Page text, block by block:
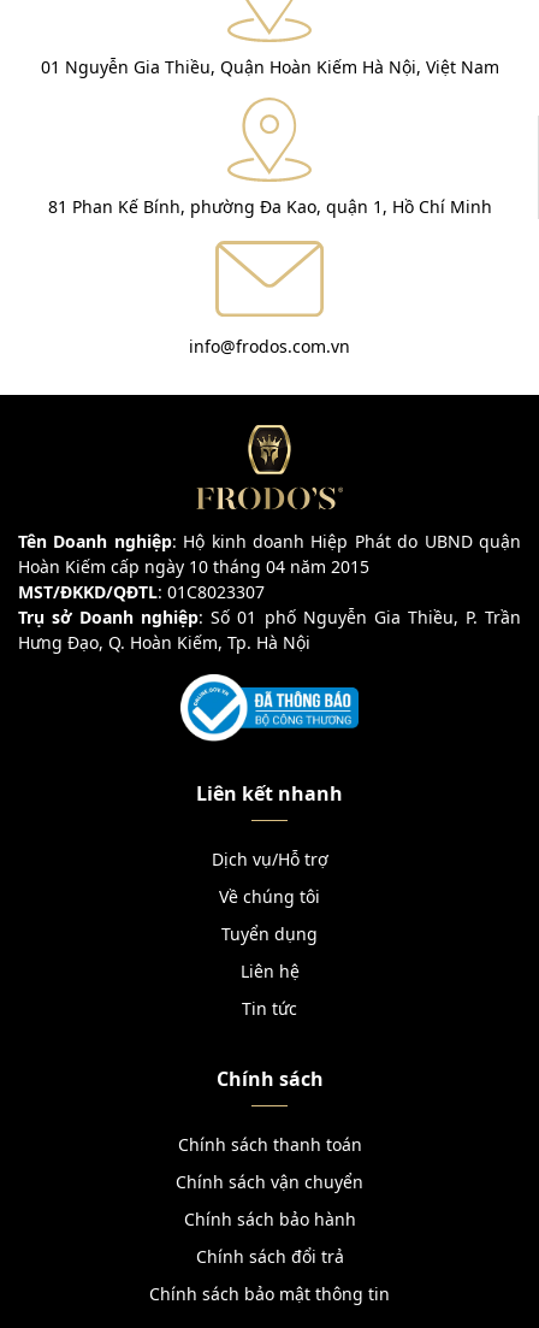
01 Nguyễn Gia Thiều, Quận Hoàn Kiếm Hà Nội, Việt Nam
81 Phan Kế Bính, phường Đa Kao, quận 1, Hồ Chí Minh
info@frodos.com.vn
Tên Doanh nghiệp: Hộ kinh doanh Hiệp Phát do UBND quận
Hoàn Kiếm cấp ngày 10 tháng 04 năm 2015
MST/ĐKKD/QĐTL: 01C8023307
Trụ sở Doanh nghiệp: Số 01 phố Nguyễn Gia Thiều, P. Trần
Hưng Đạo, Q. Hoàn Kiếm, Tp. Hà Nội
Liên kết nhanh
Dịch vụ/Hỗ trợ
Về chúng tôi
Tuyển dụng
Liên hệ
Tin tức
Chính sách
Chính sách thanh toán
Chính sách vận chuyển
Chính sách bảo hành
Chính sách đổi trả
Chính sách bảo mật thông tin